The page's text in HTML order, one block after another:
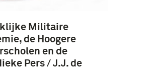
Militaire
de Hoogere
en de
Pers / J.J. de